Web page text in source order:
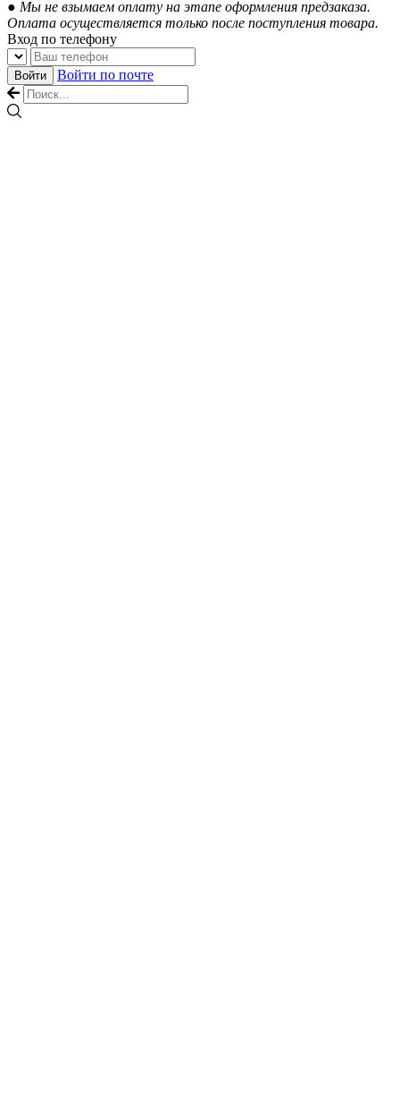
● Мы не взымаем оплату на этапе оформления предзаказа.
Оплата осуществляется только после поступления товара.
Вход по телефону
Войти Войти по почте